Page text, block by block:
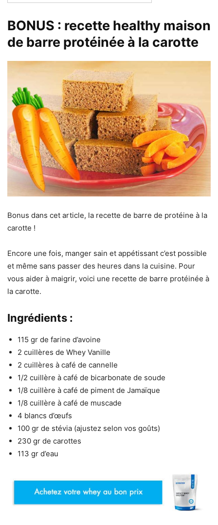
BONUS : recette healthy maison
de barre protéinée à la carotte
Bonus dans cet article, la recette de barre de protéine à la
carotte !
Encore une fois, manger sain et appétissant c’est possible
et même sans passer des heures dans la cuisine. Pour
vous aider à maigrir, voici une recette de barre protéinée à
la carotte.
Ingrédients :
115 gr de farine d’avoine
2 cuillères de Whey Vanille
2 cuillères à café de cannelle
1/2 cuillère à café de bicarbonate de soude
1/8 cuillère à café de piment de Jamaïque
1/8 cuillère à café de muscade
4 blancs d’œufs
100 gr de stévia (ajustez selon vos goûts)
230 gr de carottes
113 gr d’eau